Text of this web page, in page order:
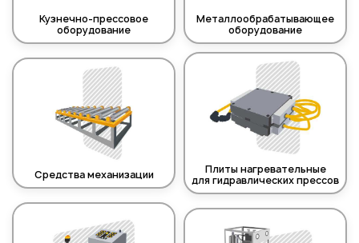
Кузнечно-прессовое
оборудование
Металлообрабатывающее
оборудование
Средства механизации
Плиты нагревательные
для гидравлических прессов